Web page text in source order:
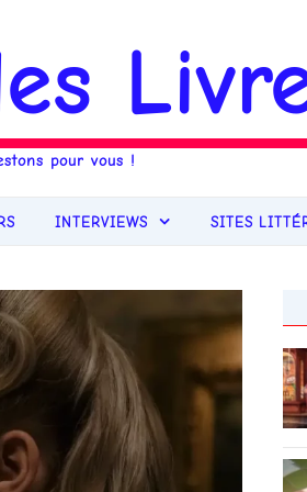
pour vous !
INTERVIEWS SITES